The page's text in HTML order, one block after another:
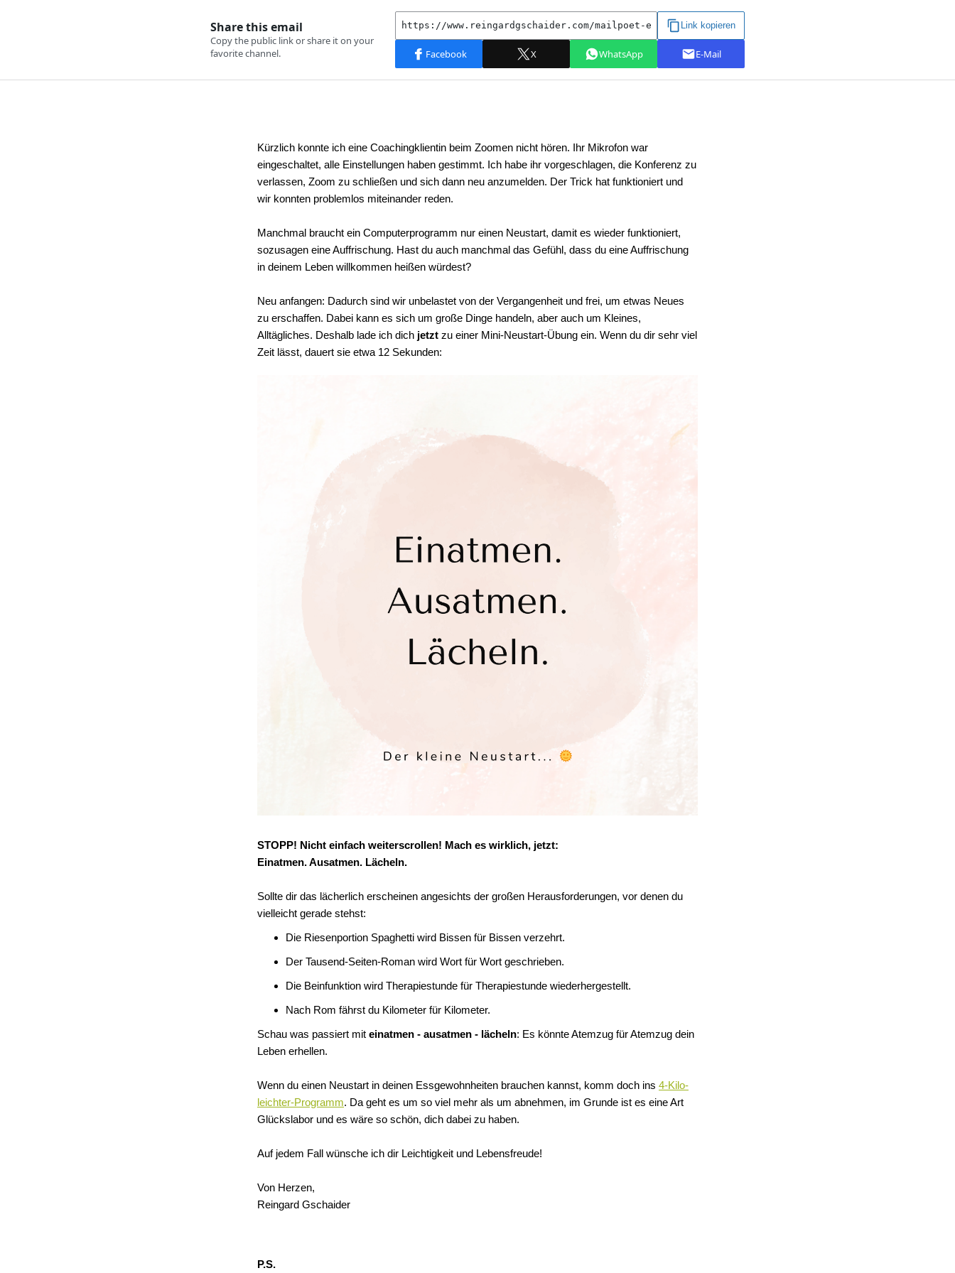
Kürzlich konnte ich eine Coachingklientin beim Zoomen nicht hören. Ihr Mikrofon war
eingeschaltet, alle Einstellungen haben gestimmt. Ich habe ihr vorgeschlagen, die Konferenz zu
verlassen, Zoom zu schließen und sich dann neu anzumelden. Der Trick hat funktioniert und
wir konnten problemlos miteinander reden.
Manchmal braucht ein Computerprogramm nur einen Neustart, damit es wieder funktioniert,
sozusagen eine Auffrischung. Hast du auch manchmal das Gefühl, dass du eine Auffrischung
in deinem Leben willkommen heißen würdest?
Neu anfangen: Dadurch sind wir unbelastet von der Vergangenheit und frei, um etwas Neues
zu erschaffen. Dabei kann es sich um große Dinge handeln, aber auch um Kleines,
Alltägliches. Deshalb lade ich dich jetzt zu einer Mini-Neustart-Übung ein. Wenn du dir sehr viel
Zeit lässt, dauert sie etwa 12 Sekunden:
STOPP! Nicht einfach weiterscrollen! Mach es wirklich, jetzt:
Einatmen. Ausatmen. Lächeln.
Sollte dir das lächerlich erscheinen angesichts der großen Herausforderungen, vor denen du
vielleicht gerade stehst:
Die Riesenportion Spaghetti wird Bissen für Bissen verzehrt.
Der Tausend-Seiten-Roman wird Wort für Wort geschrieben.
Die Beinfunktion wird Therapiestunde für Therapiestunde wiederhergestellt.
Nach Rom fährst du Kilometer für Kilometer.
Schau was passiert mit einatmen - ausatmen - lächeln: Es könnte Atemzug für Atemzug dein
Leben erhellen.
Wenn du einen Neustart in deinen Essgewohnheiten brauchen kannst, komm doch ins 4-Kilo-
leichter-Programm. Da geht es um so viel mehr als um abnehmen, im Grunde ist es eine Art
Glückslabor und es wäre so schön, dich dabei zu haben.
Auf jedem Fall wünsche ich dir Leichtigkeit und Lebensfreude!
Von Herzen,
Reingard Gschaider
P.S.